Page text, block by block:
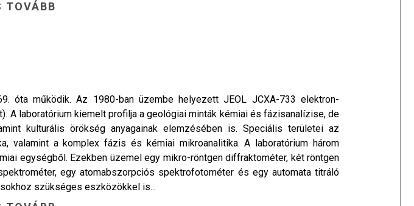
TOVÁBB
óta működik. Az 1980-ban üzembe helyezett JEOL JCXA-733 elektron-
laboratórium kiemelt profilja a geológiai minták kémiai és fázisanalízise, de
kulturális örökség anyagainak elemzésében is. Speciális területei az
valamint a komplex fázis és kémiai mikroanalitika. A laboratórium három
egységből. Ezekben üzemel egy mikro-röntgen diffraktométer, két röntgen
egy atomabszorpciós spektrofotométer és egy automata titráló
szükséges eszközökkel is...